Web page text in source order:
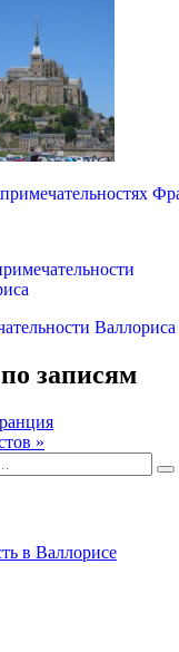
Валлориса
записям
»
в Валлорисе